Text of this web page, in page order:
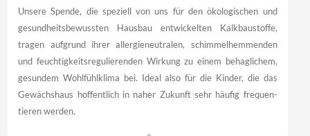
Unsere Spende, die speziell von uns für den ökologischen und
gesund­heits­bewussten Haus­bau ent­wickelten Kalk­bau­stoffe,
tragen auf­grund ihrer allergie­neutralen, schimmel­hemmenden
und feuchtig­keits­regulierenden Wirkung zu einem behaglichem,
gesundem Wohlfühlklima bei. Ideal also für die Kinder, die das
Gewächshaus hoffentlich in naher Zukunft sehr häufig frequen­
tieren werden.